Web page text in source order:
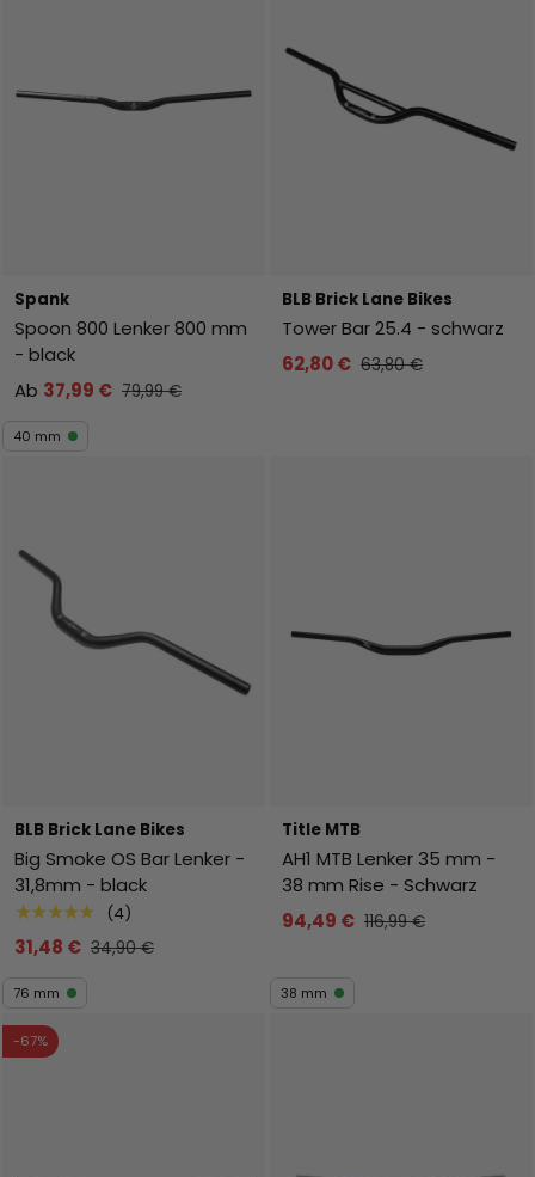
Spank
Spoon 800 Lenker 800 mm
- black
Ab 37,99 € 79,99 €
40 mm
BLB Brick Lane Bikes
Tower Bar 25.4 - schwarz
62,80 € 63,80 €
BLB Brick Lane Bikes
Big Smoke OS Bar Lenker -
31,8mm - black
★★★★★ (4)
31,48 € 34,90 €
76 mm
Title MTB
AH1 MTB Lenker 35 mm -
38 mm Rise - Schwarz
94,49 € 116,99 €
38 mm
-67%